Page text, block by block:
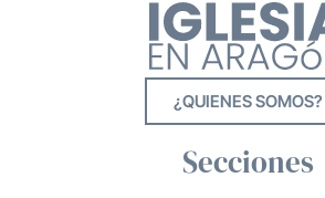
¿QUIENES SOMOS?
Secciones